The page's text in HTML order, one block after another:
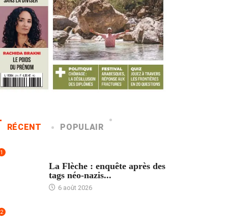
RÉCENT POPULAIR
1
La Flèche : enquête après des
tags néo-nazis...
6 août 2026
2